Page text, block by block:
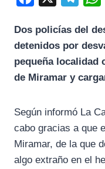
c
e
b
l
e
g
t
s
Dos policías del
detenidos por
pequeña localidad
de Miramar y
Según informó La
cabo gracias a que
Miramar, de la que
algo extraño en el